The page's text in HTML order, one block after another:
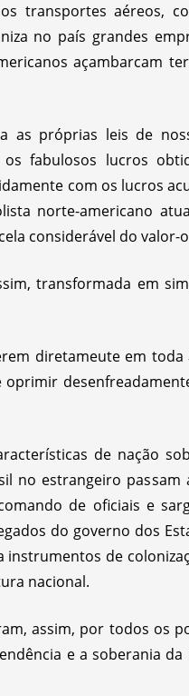
transportes aéreos,
no país grandes
açambarcam
as próprias leis de
fabulosos lucros
com os lucros
norte-americano
considerável do valor-
transformada em
diretameute em
de nação
no estrangeiro
de oficiais e
do governo dos
de
nacional.
assim, por todos os
e a soberania